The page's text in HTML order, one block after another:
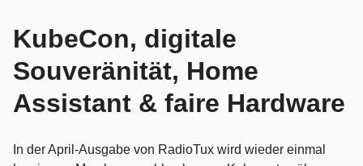
KubeCon, digitale
Souveränität, Home
Assistant & faire Hardware
In der April-Ausgabe von RadioTux wird wieder einmal